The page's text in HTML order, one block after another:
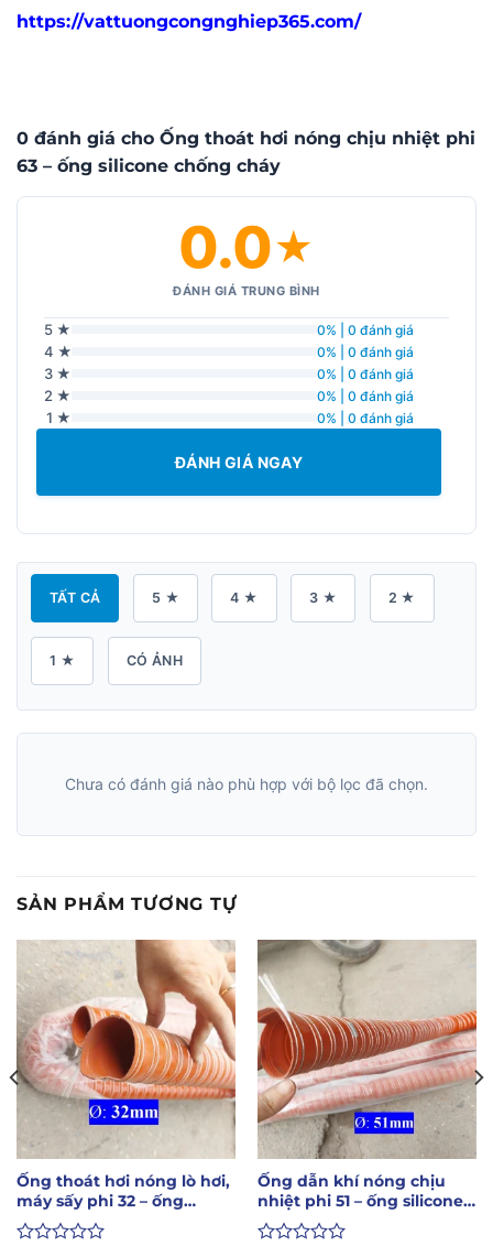
https://vattuongcongnghiep365.com/
0 đánh giá cho Ống thoát hơi nóng chịu nhiệt phi
63 – ống silicone chống cháy
0.0★
ĐÁNH GIÁ TRUNG BÌNH
5 ★ 0% | 0 đánh giá
4 ★ 0% | 0 đánh giá
3 ★ 0% | 0 đánh giá
2 ★ 0% | 0 đánh giá
1 ★ 0% | 0 đánh giá
ĐÁNH GIÁ NGAY
TẤT CẢ 5 ★ 4 ★ 3 ★ 2 ★
1 ★ CÓ ẢNH
Chưa có đánh giá nào phù hợp với bộ lọc đã chọn.
SẢN PHẨM TƯƠNG TỰ
Ống thoát hơi nóng lò hơi,
máy sấy phi 32 – ống
chống cháy
Ống dẫn khí nóng chịu
nhiệt phi 51 – ống silicone
chống cháy